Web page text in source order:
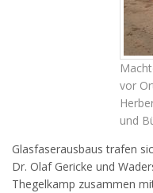
vor
und
Glasfaserausbaus trafen
Dr. Olaf Gericke und
Thegelkamp zusammen